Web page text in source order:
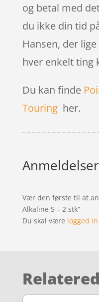
og betal med
du ikke din tid
Hansen, der
hver enkelt ting
Du kan finde
Touringher.
Anmeldelser
Vær den første til at
Alkaline S – 2 stk”
Du skal være logged in